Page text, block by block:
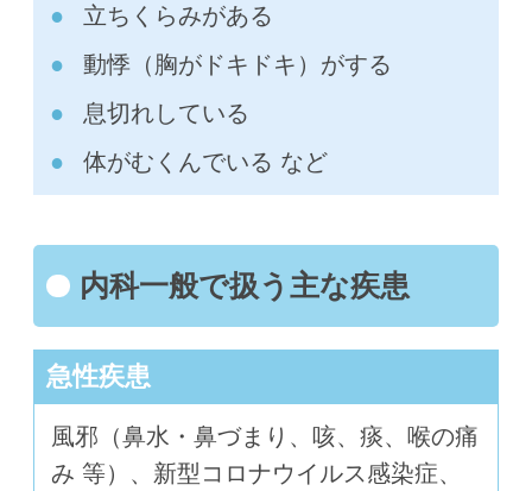
立ちくらみがある
動悸（胸がドキドキ）がする
息切れしている
体がむくんでいる など
内科一般で扱う主な疾患
急性疾患
風邪（鼻水・鼻づまり、咳、痰、喉の痛
み 等）、新型コロナウイルス感染症、